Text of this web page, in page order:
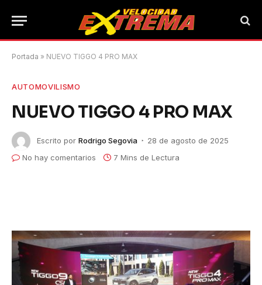
Portada » NUEVO TIGGO 4 PRO MAX
AUTOMOVILISMO
NUEVO TIGGO 4 PRO MAX
Escrito por Rodrigo Segovia
28 de agosto de 2025
No hay comentarios
7 Mins de Lectura